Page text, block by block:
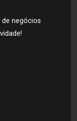
de negócios